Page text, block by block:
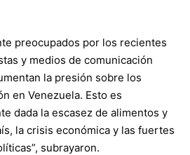
preocupados por los recientes
y medios de comunicación
la presión sobre los
en Venezuela. Esto es
dada la escasez de alimentos y
la crisis económica y las fuertes
subrayaron.